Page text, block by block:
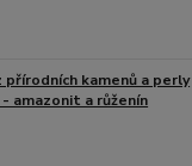
přírodních kamenů a perly
amazonit a růženín